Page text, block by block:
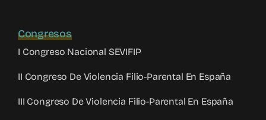
Congresos
I Congreso Nacional SEVIFIP
II Congreso De Violencia Filio-Parental En España
III Congreso De Violencia Filio-Parental En España